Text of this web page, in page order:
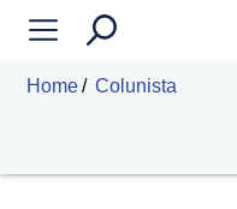
Home Colunista